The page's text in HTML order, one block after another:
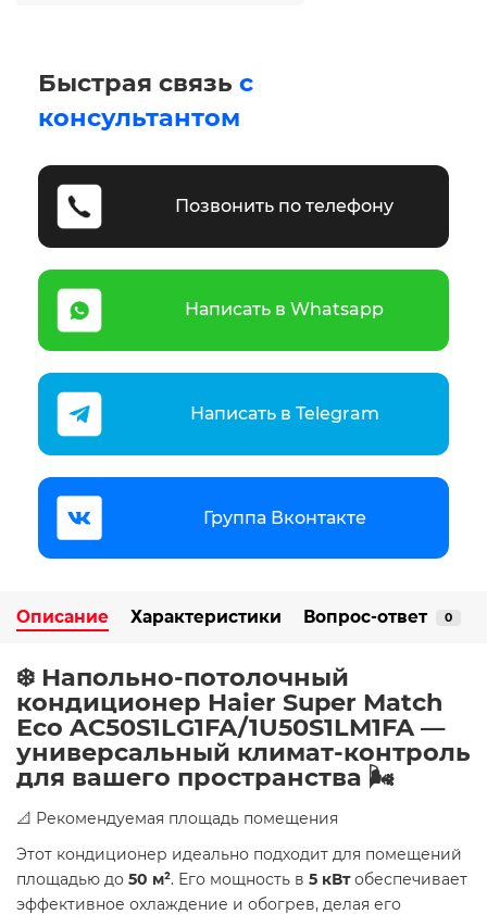
Быстрая связь с
консультантом
Позвонить по телефону
Написать в Whatsapp
Написать в Telegram
Группа Вконтакте
Описание Характеристики Вопрос-ответ 0
❄️ Напольно-потолочный
кондиционер Haier Super Match
Eco AC50S1LG1FA/1U50S1LM1FA —
универсальный климат-контроль
для вашего пространства 🌬️
📐 Рекомендуемая площадь помещения
Этот кондиционер идеально подходит для помещений
площадью до 50 м². Его мощность в 5 кВтобеспечивает
эффективное охлаждение и обогрев, делая его